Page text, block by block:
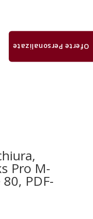
Pro M-
PDF-
Oferte Personalizate